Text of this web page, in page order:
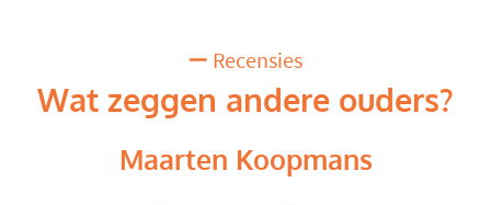
Recensies
Wat zeggen andere ouders?
Maarten Koopmans